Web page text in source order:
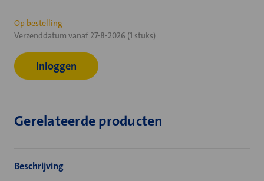
Huidige
voorraad:
Op bestelling
Verzenddatum vanaf 27-8-2026 (1 stuks)
Inloggen
Gerelateerde producten
Beschrijving